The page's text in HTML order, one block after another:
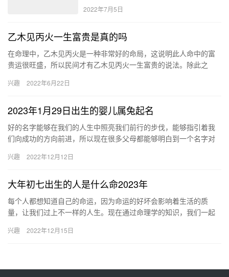
2022年7月5日
乙木见丙火一生富贵是真的吗
在命理中，乙木见丙火是一种非常好的命局，这说明此人命中的富
贵运很旺盛，所以民间才有乙木见丙火一生富贵的说法。除此之
远。 乙…
兴趣 2022年6月22日
2023年1月29日出生的婴儿属兔起名
好的名字能够在我们的人生中照亮我们前行的步伐，能够指引着我
们向成功的方向前进，所以现在很多父母都能够明白到一个名字对
去给孩…
兴趣 2022年12月12日
大年初七出生的人是什么命2023年
每个人都想知道自己的命运，因为命运的好坏会影响着生活的质
量，让我们过上不一样的人生。现在通过命理学的知识，我们一起
是如…
兴趣 2022年12月15日